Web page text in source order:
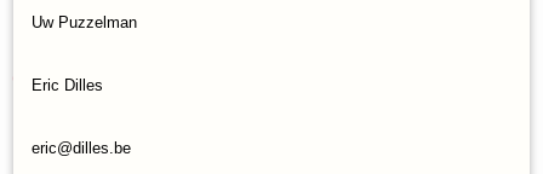
Ook interessant
Uw Puzzelman
Eric Dilles
eric@dilles.be